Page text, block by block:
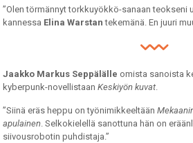
”Olen törmännyt torkkuyökkö-sanaan teokseni
kannessa Elina Warstan tekemänä. En juuri
Jaakko Markus Seppälälle omista sanoista
kyberpunk-novellistaanKeskiyön kuvat.
”Siinä eräs heppu on työnimikkeeltään
apulainen. Selkokielellä sanottuna hän on
siivousrobotin puhdistaja.”